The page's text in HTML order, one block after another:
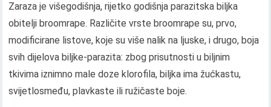
Zaraza je višegodišnja, rijetko godišnja parazitska biljka
obitelji broomrape. Različite vrste broomrape su, prvo,
modificirane listove, koje su više nalik na ljuske, i drugo, boja
svih dijelova biljke-parazita: zbog prisutnosti u biljnim
tkivima iznimno male doze klorofila, biljka ima žućkastu,
svijetlosmeđu, plavkaste ili ružičaste boje.